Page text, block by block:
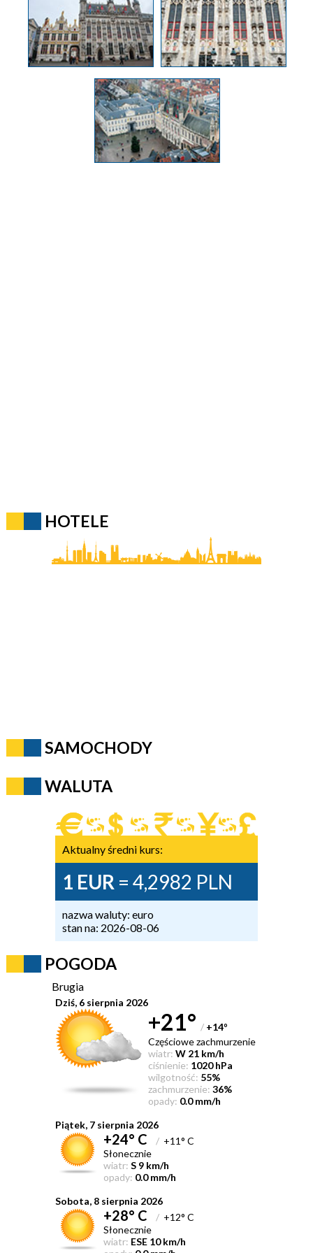
HOTELE
SAMOCHODY
WALUTA
Aktualny średni kurs:
1 EUR = 4,2982 PLN
nazwa waluty: euro
stan na: 2026-08-06
POGODA
Brugia
Dziś, 6 sierpnia 2026
+21° / +14°
Częściowe zachmurzenie
wiatr: W 21 km/h
ciśnienie: 1020 hPa
wilgotność: 55%
zachmurzenie: 36%
opady: 0.0 mm/h
Piątek, 7 sierpnia 2026
+24° C /+11° C
Słonecznie
wiatr: S 9 km/h
opady: 0.0 mm/h
Sobota, 8 sierpnia 2026
+28° C /+12° C
Słonecznie
wiatr: ESE 10 km/h